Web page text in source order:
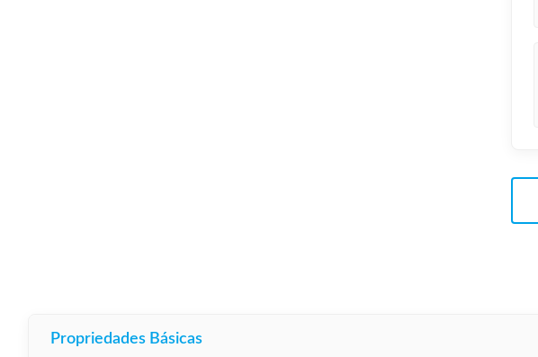
Propriedades Básicas